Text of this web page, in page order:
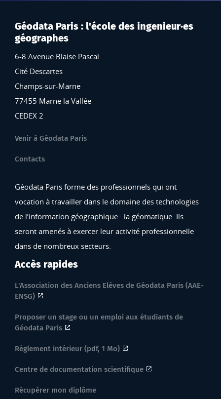
Géodata Paris : l'école des ingenieur·es
géographes
6-8 Avenue Blaise Pascal
Cité Descartes
Champs-sur-Marne
77455 Marne la Vallée
CEDEX 2
Venir à Géodata Paris
Contacts
Géodata Paris forme des professionnels qui ont
vocation à travailler dans le domaine des technologies
de l’information géographique : la géomatique. Ils
seront amenés à exercer leur activité professionnelle
dans de nombreux secteurs.
Accès rapides
L'Association des Anciens Elèves de Géodata Paris (AAE-
ENSG)
Proposer un stage ou un emploi aux étudiants de
Géodata Paris
Règlement intérieur (pdf, 1 Mo)
Centre de documentation scientifique
Récupérer mon diplôme